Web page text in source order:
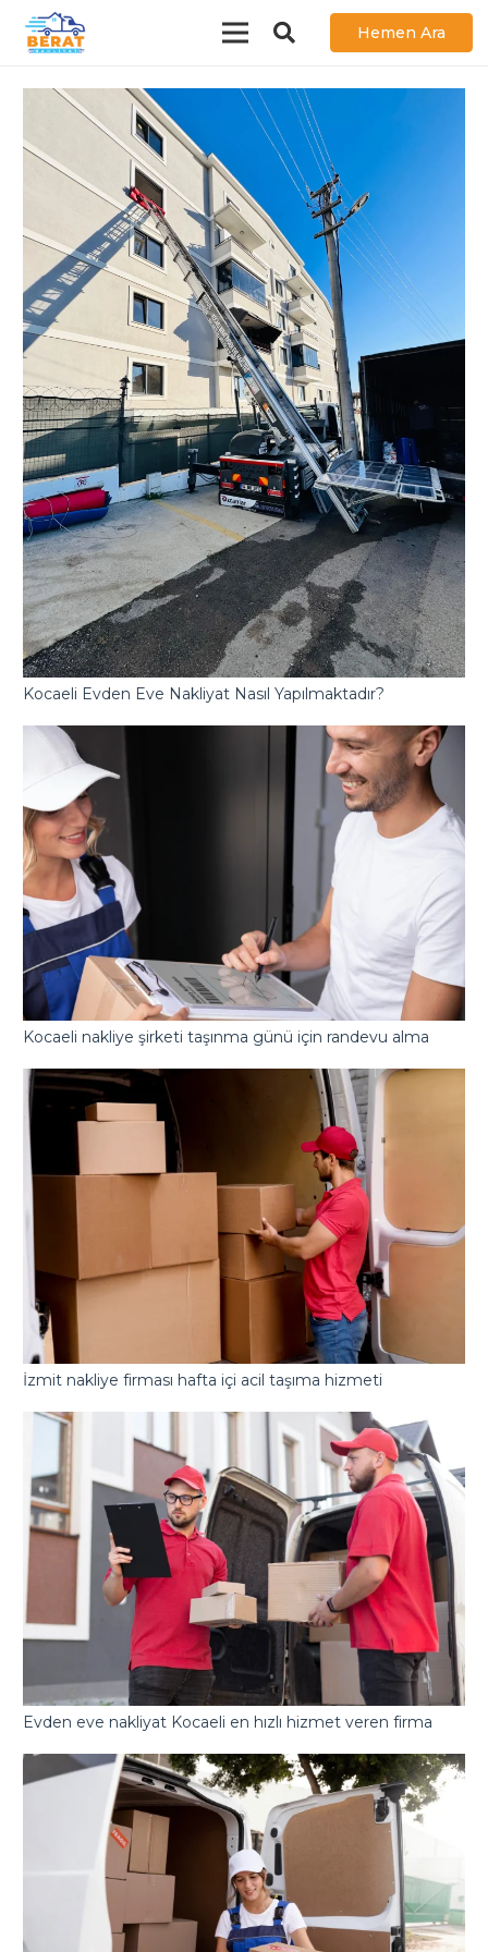
Hemen Ara
Kocaeli Evden Eve Nakliyat Nasıl Yapılmaktadır?
Kocaeli nakliye şirketi taşınma günü için randevu alma
İzmit nakliye firması hafta içi acil taşıma hizmeti
Evden eve nakliyat Kocaeli en hızlı hizmet veren firma